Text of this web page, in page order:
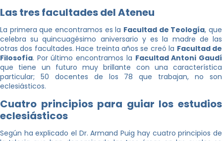
Las tres facultades del Ateneu
La primera que encontramos es la Facultad de Teología, que
celebra su quincuagésimo aniversario y es la madre de las
otras dos facultades. Hace treinta años se creó la Facultad de
Filosofía. Por último encontramos la Facultad Antoni Gaudí
que tiene un futuro muy brillante con una característica
particular; 50 docentes de los 78 que trabajan, no son
eclesiásticos.
Cuatro principios para guiar los estudios
eclesiásticos
Según ha explicado el Dr. Armand Puig hay cuatro principios de